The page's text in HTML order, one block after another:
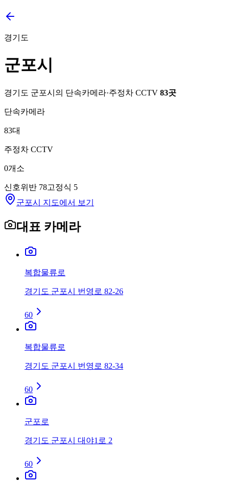
경기도
군포시
경기도 군포시 의 단속카메라·주정차 CCTV 83곳
단속카메라
83대
주정차 CCTV
0개소
신호위반 78고정식 5
군포시 지도에서 보기
대표 카메라
복합물류로
경기도 군포시 번영로 82-26
60
복합물류로
경기도 군포시 번영로 82-34
60
군포로
경기도 군포시 대야1로 2
60